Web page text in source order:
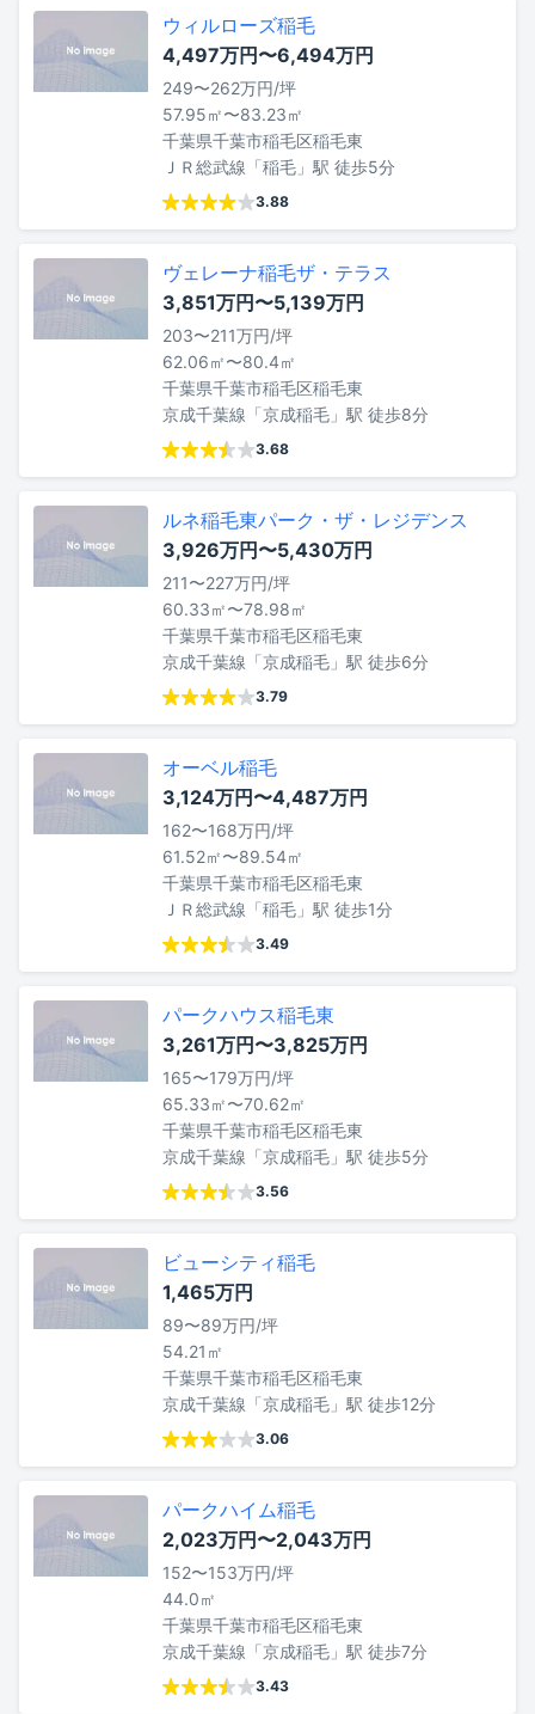
ウィルローズ稲毛
4,497万円〜6,494万円
249〜262万円/坪
57.95㎡〜83.23㎡
千葉県千葉市稲毛区稲毛東
ＪＲ総武線「稲毛」駅 徒歩5分
3.88
ヴェレーナ稲毛ザ・テラス
3,851万円〜5,139万円
203〜211万円/坪
62.06㎡〜80.4㎡
千葉県千葉市稲毛区稲毛東
京成千葉線「京成稲毛」駅 徒歩8分
3.68
ルネ稲毛東パーク・ザ・レジデンス
3,926万円〜5,430万円
211〜227万円/坪
60.33㎡〜78.98㎡
千葉県千葉市稲毛区稲毛東
京成千葉線「京成稲毛」駅 徒歩6分
3.79
オーベル稲毛
3,124万円〜4,487万円
162〜168万円/坪
61.52㎡〜89.54㎡
千葉県千葉市稲毛区稲毛東
ＪＲ総武線「稲毛」駅 徒歩1分
3.49
パークハウス稲毛東
3,261万円〜3,825万円
165〜179万円/坪
65.33㎡〜70.62㎡
千葉県千葉市稲毛区稲毛東
京成千葉線「京成稲毛」駅 徒歩5分
3.56
ビューシティ稲毛
1,465万円
89〜89万円/坪
54.21㎡
千葉県千葉市稲毛区稲毛東
京成千葉線「京成稲毛」駅 徒歩12分
3.06
パークハイム稲毛
2,023万円〜2,043万円
152〜153万円/坪
44.0㎡
千葉県千葉市稲毛区稲毛東
京成千葉線「京成稲毛」駅 徒歩7分
3.43